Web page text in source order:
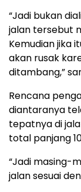
“Jadi bukan
jalan tersebut
Kemudian jika
akan rusak
ditambang,”
Rencana
diantaranya
tepatnya di
total panjang
“Jadi masing-
jalan sesuai